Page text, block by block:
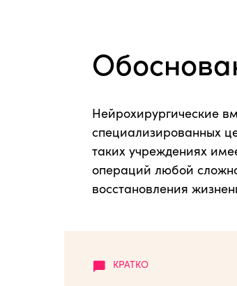
Нейрохирургические
специализированных
таких учреждениях
операций любой
восстановления